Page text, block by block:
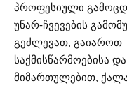
პროფესიული
უნარ-ჩვევების
გეძლევათ, გაიაროთ
საქმისწარმოებისა
მიმართულებით,